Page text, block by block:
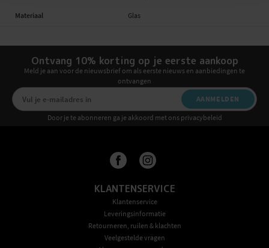
Materiaal Glas
Ontvang 10% korting op je eerste aankoop
Meld je aan voor de nieuwsbrief om als eerste nieuws en aanbiedingen te
ontvangen
AANMELDEN
Door je te abonneren ga je akkoord met ons privacybeleid
KLANTENSERVICE
Klantenservice
Leveringsinformatie
Retourneren, ruilen & klachten
Veelgestelde vragen